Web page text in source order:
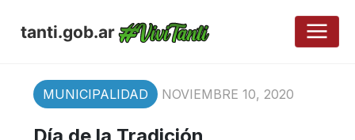
tanti.gob.ar
MUNICIPALIDAD NOVIEMBRE 10, 2020